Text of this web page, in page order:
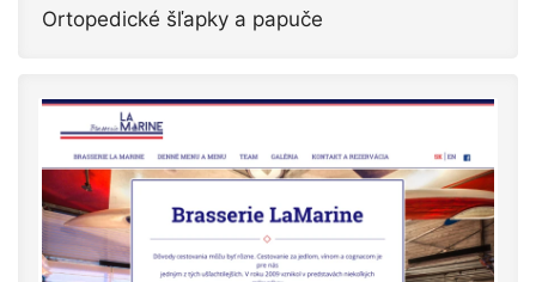
Ortopedické šľapky a papuče